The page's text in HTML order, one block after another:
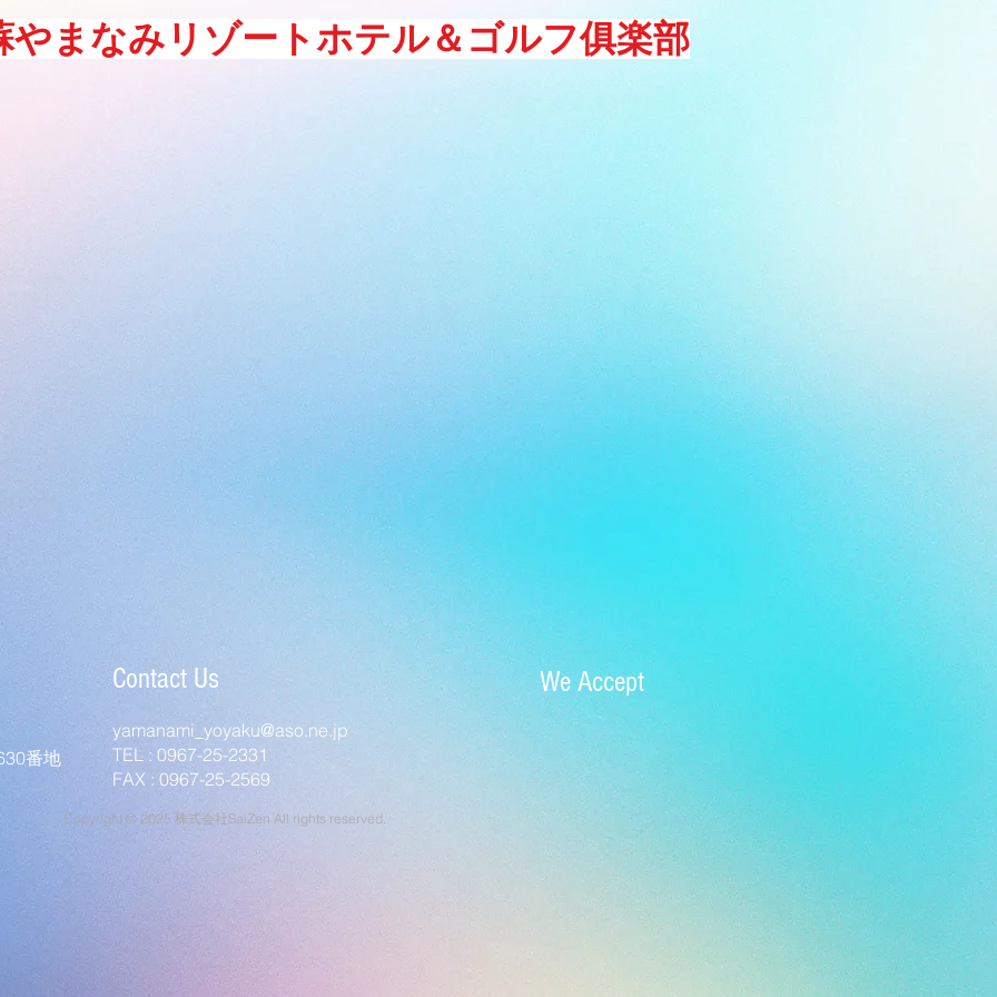
やまなみリゾートホテル＆ゴルフ俱楽部
番地
Contact Us
yamanami_yoyaku@aso.ne.jp
TEL : 0967-25-2331
FAX : 0967-25-2569
We Accept
Copyright © 2025 株式会社SaiZen All rights reserved.